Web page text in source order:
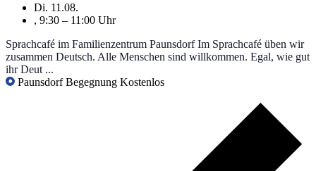
Di. 11.08.
, 9:30 – 11:00 Uhr
Sprachcafé im Familienzentrum Paunsdorf Im Sprachcafé üben wir
zusammen Deutsch. Alle Menschen sind willkommen. Egal, wie gut
ihr Deut ...
PaunsdorfBegegnung Kostenlos